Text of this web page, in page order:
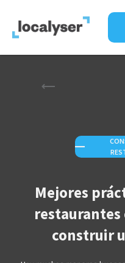
—
Mejores
restaurantes
construir